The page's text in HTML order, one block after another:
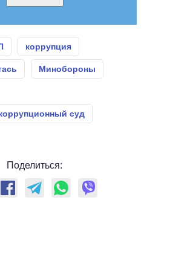
коррупция
Минобороны
суд
Поделиться: